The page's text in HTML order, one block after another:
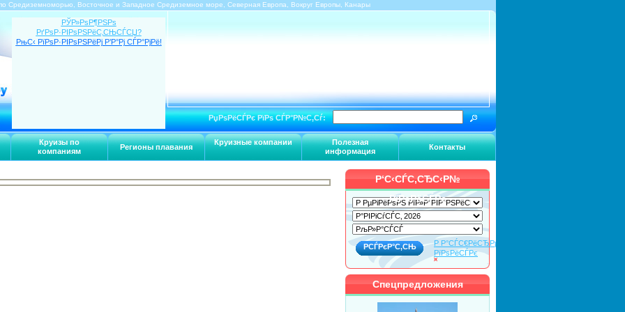
Средиземноморью, Восточное и Западное Средиземное море, Северная Европа, Вокруг Европы, Канары
Круизы по
компаниям
Регионы плавания
Круизные компании
Полезная
информация
Контакты
РЎР»РѕР¶РЅРѕ
РґРѕР·РІРѕРЅРёС‚СЊСЃСЏ?
РњС‹ РїРѕР·РІРѕРЅРёРј Р’Р°Рј СЃР°РјРё!
РџРѕРёСЃРє РїРѕ СЃР°Р№С‚Сѓ:
Р‘С‹СЃС‚СЂС‹Р№
РїРѕРёСЃРє
Р Р°СЃС€РёСЂРµРЅРЅС‹Р№
РїРѕРёСЃРє
Спецпредложения